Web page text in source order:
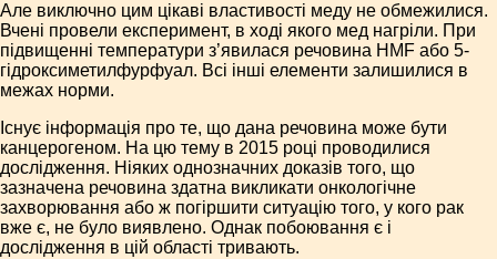
Але виключно цим цікаві властивості меду не обмежилися.
Вчені провели експеримент, в ході якого мед нагріли. При
підвищенні температури з’явилася речовина HMF або 5-
гідроксиметилфурфуал. Всі інші елементи залишилися в
межах норми.
Існує інформація про те, що дана речовина може бути
канцерогеном. На цю тему в 2015 році проводилися
дослідження. Ніяких однозначних доказів того, що
зазначена речовина здатна викликати онкологічне
захворювання або ж погіршити ситуацію того, у кого рак
вже є, не було виявлено. Однак побоювання є і
дослідження в цій області тривають.